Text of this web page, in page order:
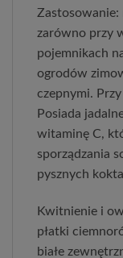
Zastosowanie:
zarówno przy
pojemnikach
ogrodów
czepnymi.
Posiada
witaminę C,
sporządzania
pysznych
Kwitnienie i
płatki
białe